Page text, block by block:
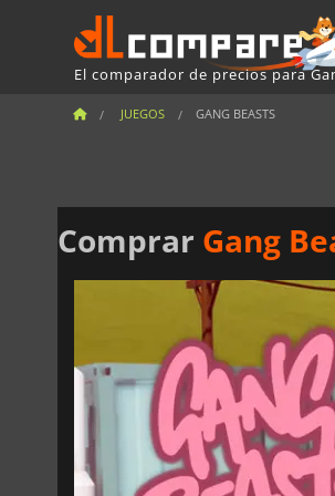
El comparador de precios para
JUEGOS GANG BEASTS
Comprar Gang